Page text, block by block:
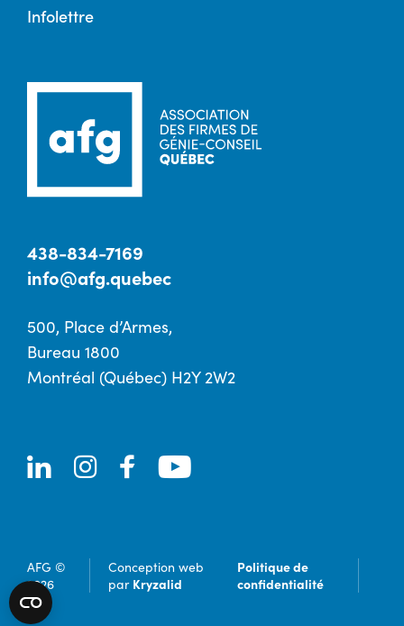
Infolettre
438-834-7169
info@afg.quebec
500, Place d’Armes,
Bureau 1800
Montréal (Québec) H2Y 2W2
AFG ©
2026
Conception web
par Kryzalid
Politique de
confidentialité